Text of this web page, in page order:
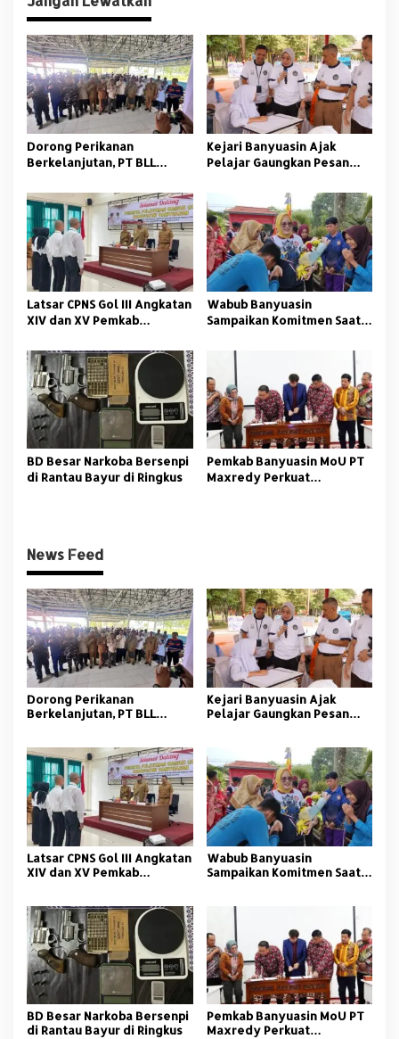
Dorong Perikanan
Berkelanjutan, PT BLL
dengan Pelatihan Alat
Tangkap
Kejari Banyuasin Ajak
Pelajar Gaungkan Pesan
Latsar CPNS Gol III Angkatan
XIV dan XV Pemkab
Wabub Banyuasin
Sampaikan Komitmen Saat
Nasional
BD Besar Narkoba Bersenpi
di Rantau Bayur di Ringkus
Pemkab Banyuasin MoU PT
Maxredy Perkuat
News Feed
Dorong Perikanan
Berkelanjutan, PT BLL
Tangkap
Kejari Banyuasin Ajak
Pelajar Gaungkan Pesan
Latsar CPNS Gol III Angkatan
XIV dan XV Pemkab
Wabub Banyuasin
Sampaikan Komitmen Saat
BD Besar Narkoba Bersenpi
di Rantau Bayur di Ringkus
Pemkab Banyuasin MoU PT
Maxredy Perkuat